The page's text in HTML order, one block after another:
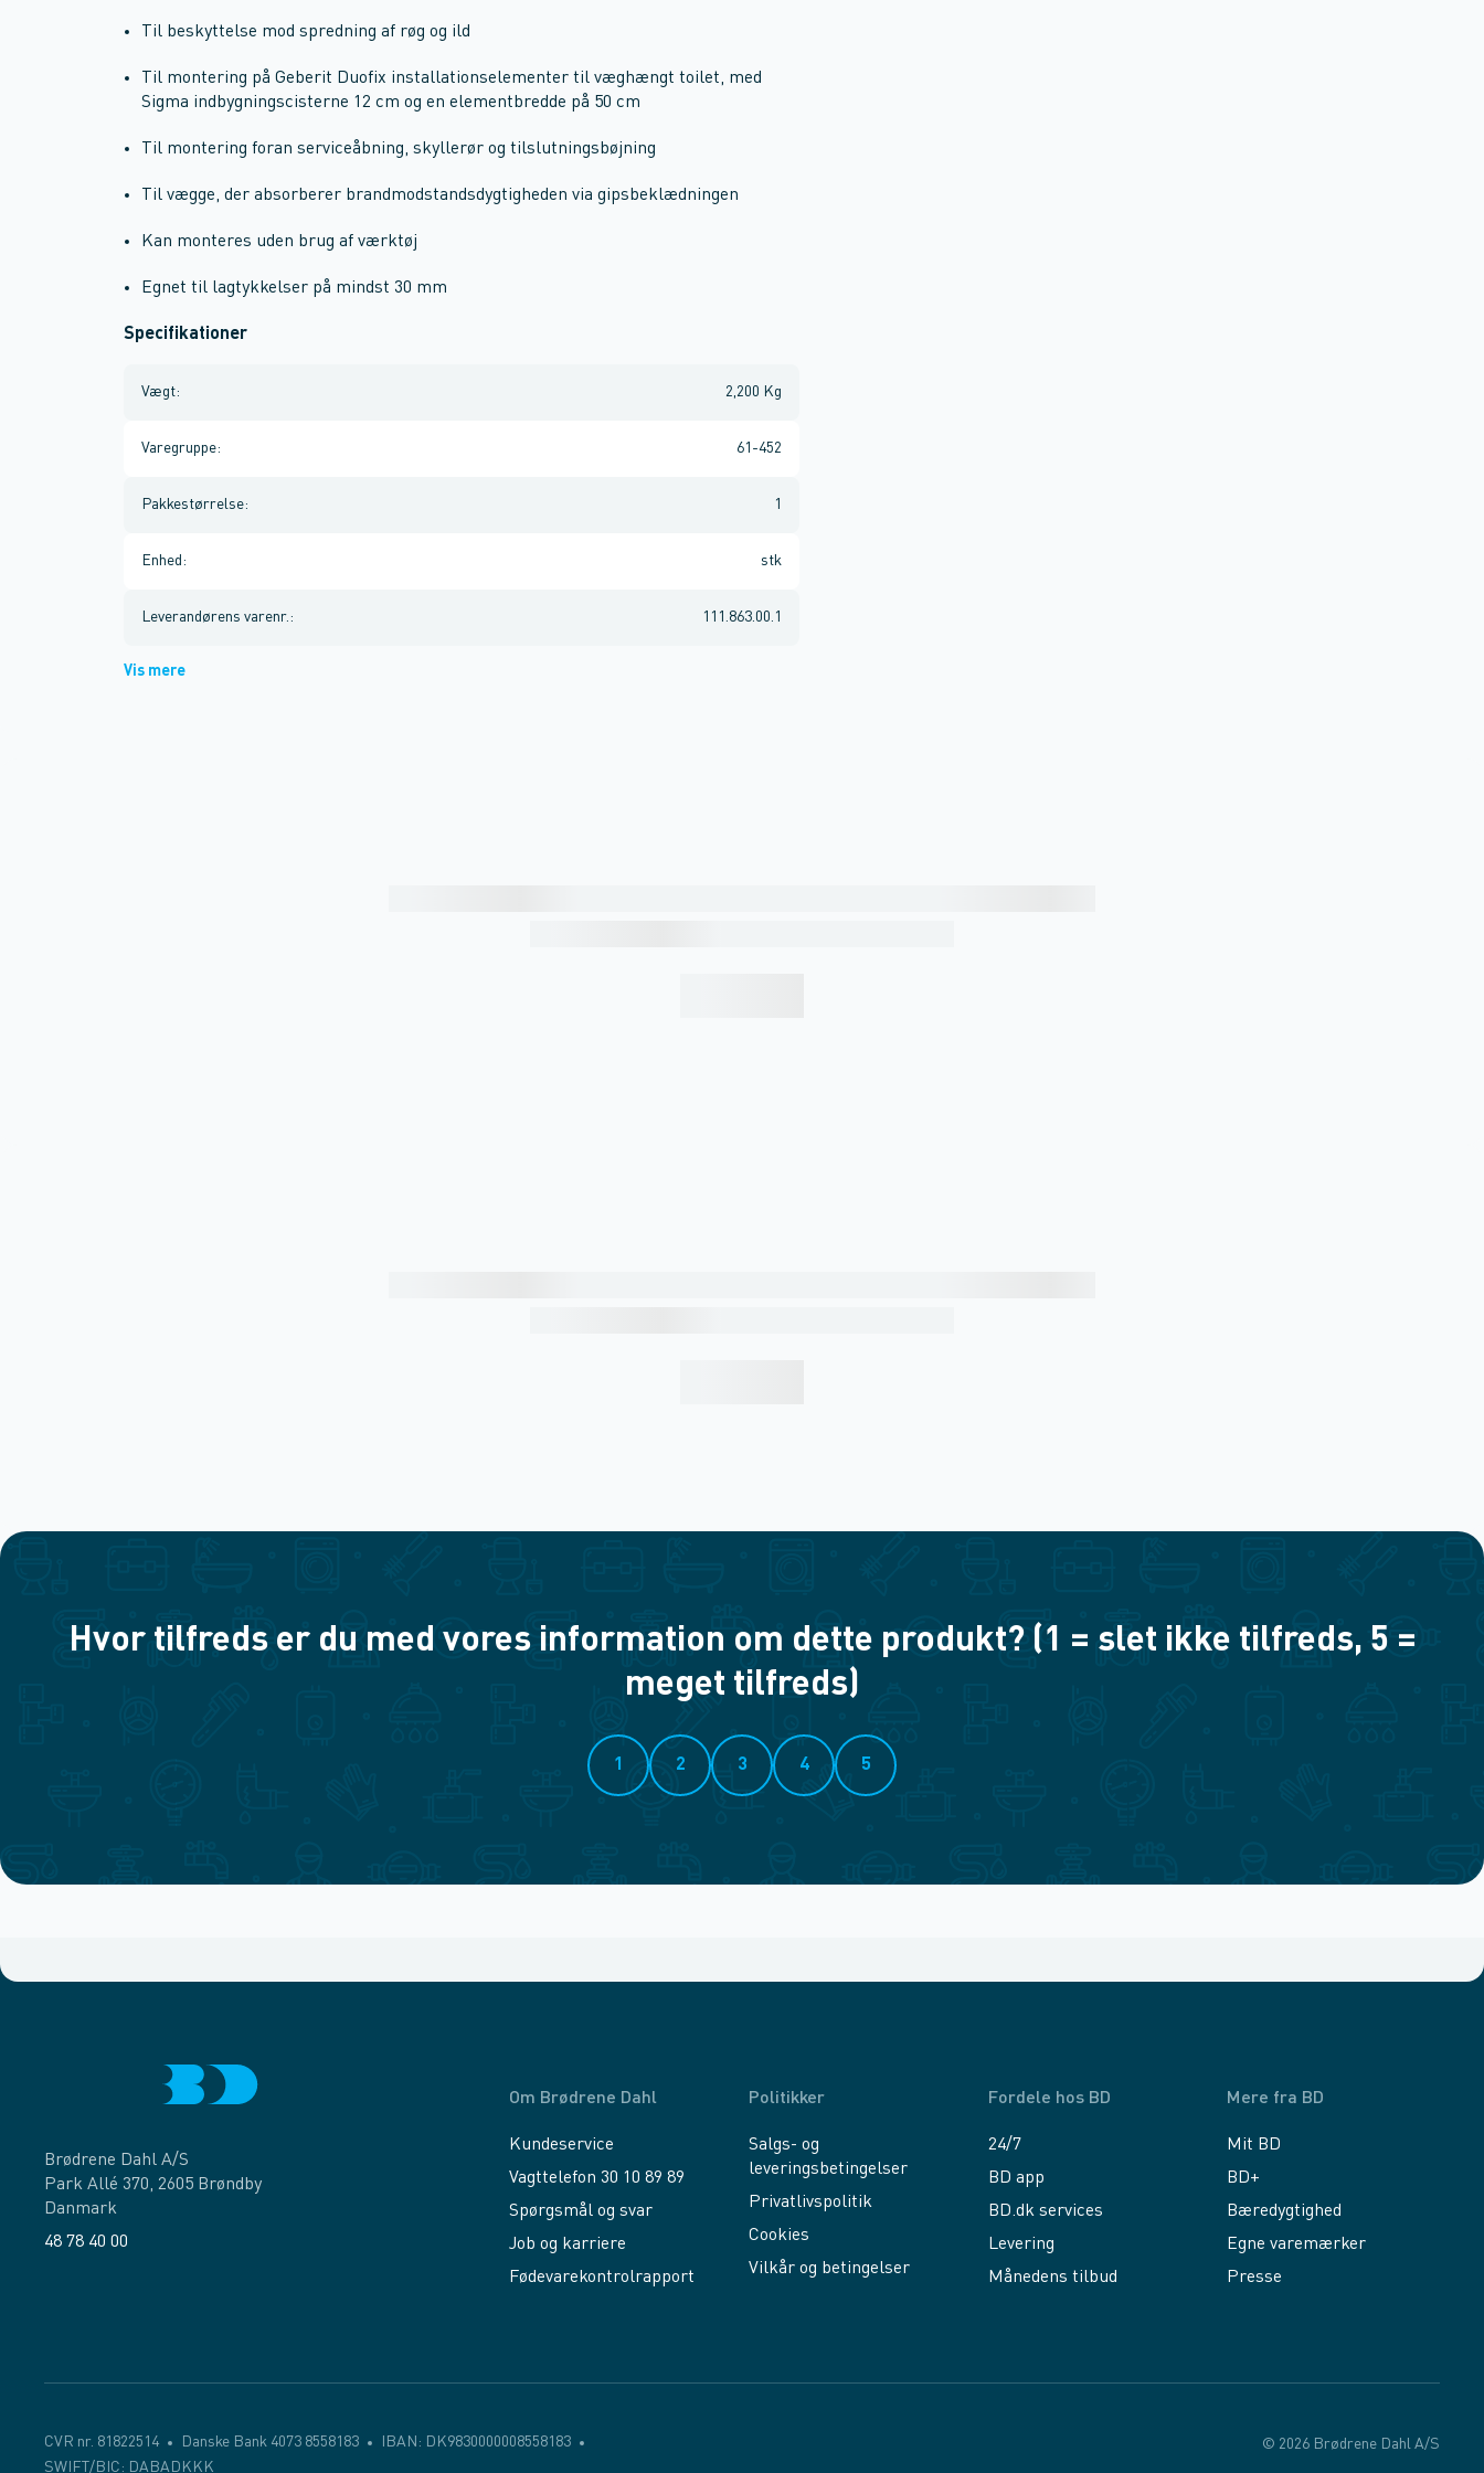
Til beskyttelse mod spredning af røg og ild
Til montering på Geberit Duofix installationselementer til væghængt toilet, med
Sigma indbygningscisterne 12 cm og en elementbredde på 50 cm
Til montering foran serviceåbning, skyllerør og tilslutningsbøjning
Til vægge, der absorberer brandmodstandsdygtigheden via gipsbeklædningen
Kan monteres uden brug af værktøj
Egnet til lagtykkelser på mindst 30 mm
Specifikationer
Vægt: 2,200 Kg
Varegruppe: 61-452
Pakkestørrelse: 1
Enhed : stk
Leverandørens varenr. : 111.863.00.1
Vis mere
Hvor tilfreds er du med vores information om dette produkt? (1 = slet ikke tilfreds, 5 =
meget tilfreds)
1 2 3 4 5
Brødrene Dahl A/S
Park Allé 370, 2605 Brøndby
Danmark
48 78 40 00
Om Brødrene Dahl
Kundeservice
Vagttelefon 30 10 89 89
Spørgsmål og svar
Job og karriere
Fødevarekontrolrapport
Politikker
Salgs- og
leveringsbetingelser
Privatlivspolitik
Cookies
Vilkår og betingelser
Fordele hos BD
24/7
BD app
BD.dk services
Levering
Månedens tilbud
Mere fra BD
Mit BD
BD+
Bæredygtighed
Egne varemærker
Presse
CVR nr. 81822514 Danske Bank 4073 8558183
IBAN: DK9830000008558183
SWIFT/BIC: DABADKKK
© 2026 Brødrene Dahl A/S